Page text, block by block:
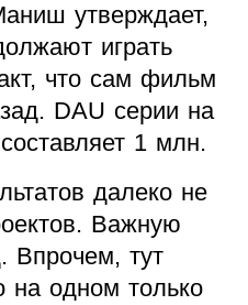
утверждает,
играть
что сам фильм
DAU серии на
1 млн.
далеко не
Важную
Впрочем, тут
на одном только